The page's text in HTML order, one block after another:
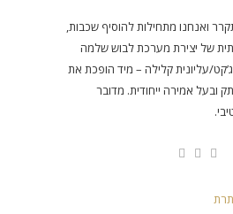
ואנחנו מתחילות להוסיף שכבות,
של יצירת מערכת לבוש שלמה
עליונית קלילה – מיד הופכת את
ובעל אמירה ייחודית. מדובר